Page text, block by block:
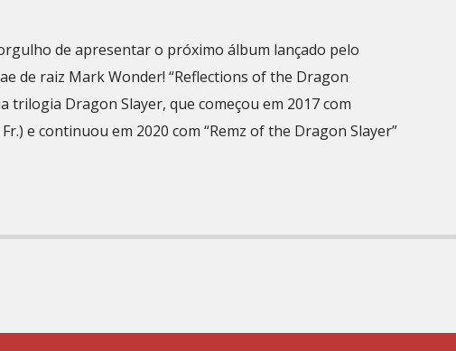
de apresentar o próximo álbum lançado pelo
de raiz Mark Wonder! “Reflections of the Dragon
trilogia Dragon Slayer, que começou em 2017 com
e continuou em 2020 com “Remz of the Dragon Slayer”